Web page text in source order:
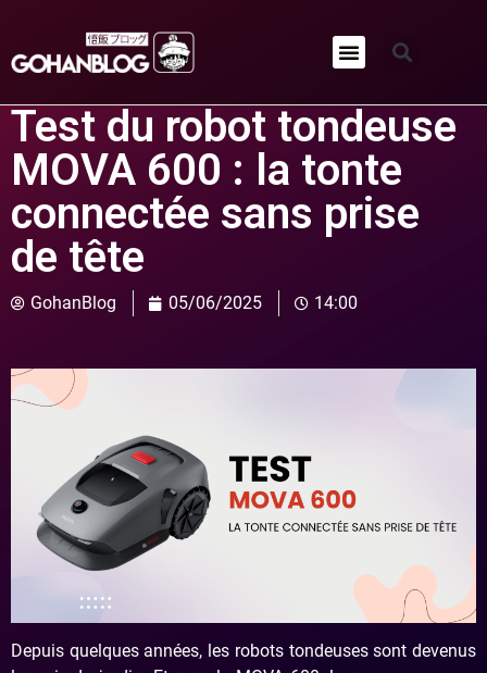
Test du robot tondeuse
MOVA 600 : la tonte
connectée sans prise
de tête
GohanBlog 05/06/2025 14:00
Depuis quelques années, les robots tondeuses sont devenus